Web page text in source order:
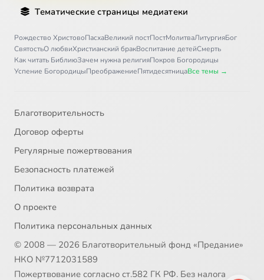
Тематические страницы медиатеки
Рождество ХристовоПасхаВеликий постПостМолитваЛитургияБог
СвятостьО любвиХристианский бракВоспитание детейСмерть
Как читать БиблиюЗачем нужна религияПокров Богородицы
Успение БогородицыПреображениеПятидесятницаВсе темы →
Благотворительность
Договор оферты
Регулярные пожертвования
Безопасность платежей
Политика возврата
О проекте
Политика персональных данных
© 2008 — 2026 Благотворительный фонд «Предание»
НКО №7712031589
Пожертвование согласно ст.582 ГК РФ. Без налога